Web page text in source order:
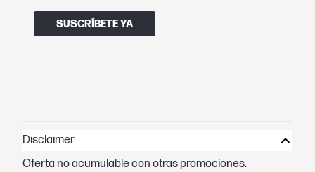
SUSCRÍBETE YA
Disclaimer
Oferta no acumulable con otras promociones.